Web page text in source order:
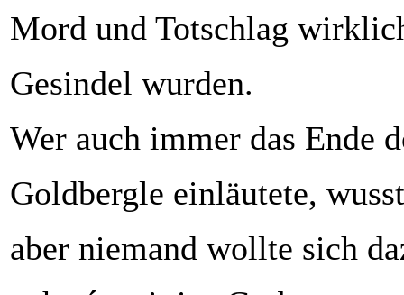
Mord und Totschlag
Gesindel wurden.
Wer auch immer das Ende
Goldbergle einläutete,
aber niemand wollte sich